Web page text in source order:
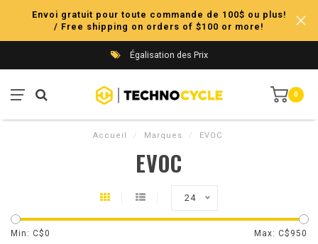
Envoi gratuit pour toute commande de 100$ ou plus!
/ Free shipping on orders of $100 or more!
Égalisation des Prix
0
Accueil / Marques / EVOC
EVOC
24
Min: C$0 Max: C$ 950